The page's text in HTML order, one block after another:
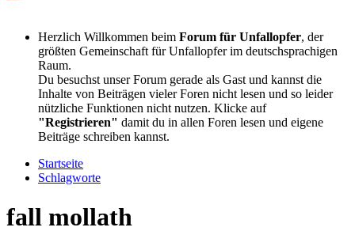
Herzlich Willkommen beim Forum für Unfallopfer, der
größten Gemeinschaft für Unfallopfer im deutschsprachigen
Raum.
Du besuchst unser Forum gerade als Gast und kannst die
Inhalte von Beiträgen vieler Foren nicht lesen und so leider
nützliche Funktionen nicht nutzen. Klicke auf
"Registrieren" damit du in allen Foren lesen und eigene
Beiträge schreiben kannst.
Startseite
Schlagworte
fall mollath